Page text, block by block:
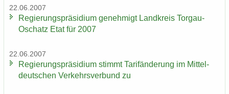
22.06.2007
Re­gie­rungs­prä­si­di­um ge­neh­migt Land­kreis Torgau-​
Oschatz Etat für 2007
22.06.2007
Re­gie­rungs­prä­si­di­um stimmt Ta­rif­än­de­rung im Mit­tel­
deut­schen Ver­kehrs­ver­bund zu